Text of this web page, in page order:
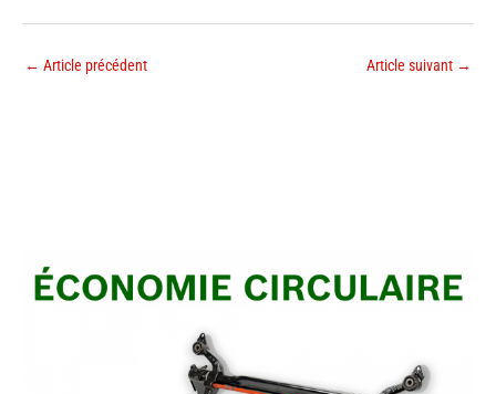
← Article précédent Article suivant →